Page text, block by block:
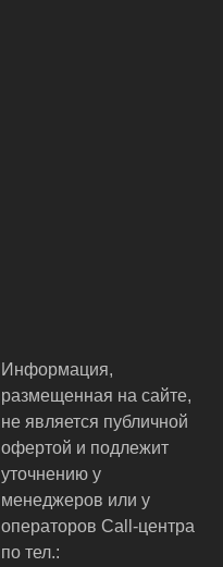
Информация,
размещенная на сайте,
не является публичной
офертой и подлежит
уточнению у
менеджеров или у
операторов Call-центра
по тел.: